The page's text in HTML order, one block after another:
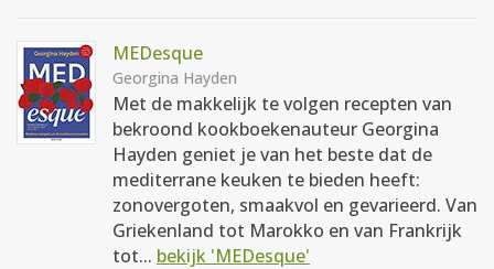
MEDesque
Georgina Hayden
Met de makkelijk te volgen recepten van
bekroond kookboekenauteur Georgina
Hayden geniet je van het beste dat de
mediterrane keuken te bieden heeft:
zonovergoten, smaakvol en gevarieerd. Van
Griekenland tot Marokko en van Frankrijk
tot... bekijk 'MEDesque'